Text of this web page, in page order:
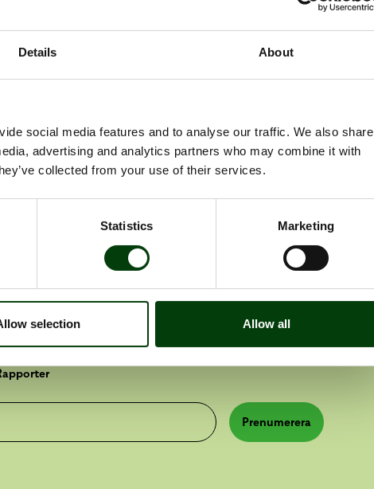
Details About
social media features and to analyse our traffic. We also share
advertising and analytics partners who may combine it with
collected from your use of their services.
Statistics Marketing
selection Allow all
och vd på Nobina.
på Nobina Sverige, från såväl Nobina som den
som vice vd och marknadsdirektör för Nobina
så tillför Henrik viktiga perspektiv till
Magnus Rosén.
pressmeddelanden
Prenumerera